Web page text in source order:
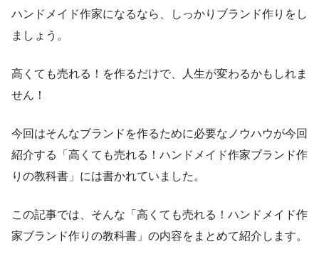
ハンドメイド作家になるなら、しっかりブランド作りをし
ましょう。
高くても売れる！を作るだけで、人生が変わるかもしれま
せん！
今回はそんなブランドを作るために必要なノウハウが今回
紹介する「高くても売れる！ハンドメイド作家ブランド作
りの教科書」には書かれていました。
この記事では、そんな「高くても売れる！ハンドメイド作
家ブランド作りの教科書」の内容をまとめて紹介します。